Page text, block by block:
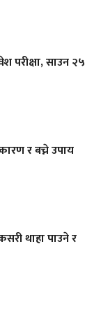
परीक्षा, साउन २५
र बच्ने उपाय
थाहा पाउने र